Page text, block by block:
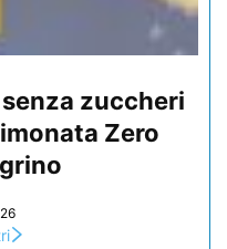
zuccheri
Zero